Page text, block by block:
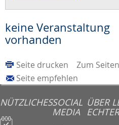
keine Veranstaltung
vorhanden
Zum
Seite drucken
Seite empfehlen
NÜTZLICHESSOCIAL
MEDIA
ÜBER